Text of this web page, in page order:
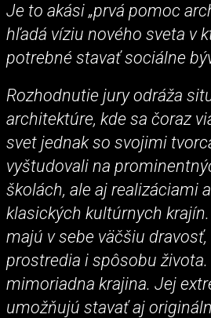
Je to akási „prvá pomoc
hľadá víziu nového sveta v
potrebné stavať sociálne
Rozhodnutie jury odráža
architektúre, kde sa čoraz
svet jednak so svojimi
vyštudovali na
školách, ale aj realizáciami
klasických kultúrnych
majú v sebe väčšiu
prostredia i spôsobu
mimoriadna krajina. Jej
umožňujú stavať aj